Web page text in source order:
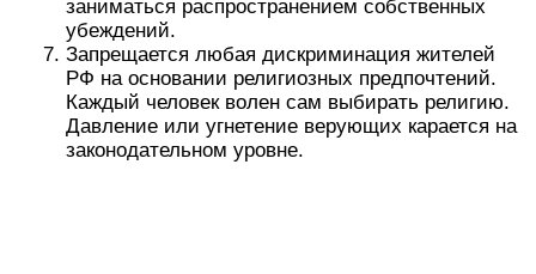
заниматься распространением собственных
убеждений.
Запрещается любая дискриминация жителей
РФ на основании религиозных предпочтений.
Каждый человек волен сам выбирать религию.
Давление или угнетение верующих карается на
законодательном уровне.